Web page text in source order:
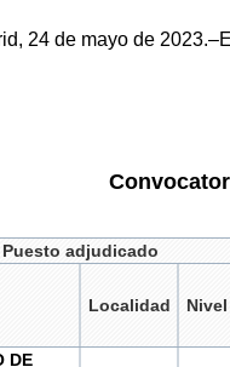
24 de mayo de
Puesto adjudicado
Localidad Nivel
DE